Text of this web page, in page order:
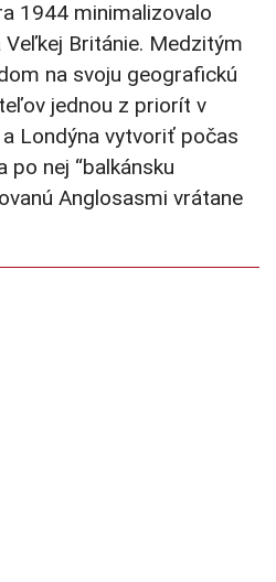
1944 minimalizovalo
Veľkej Británie. Medzitým
na svoju geografickú
jednou z priorít v
Londýna vytvoriť počas
po nej “balkánsku
Anglosasmi vrátane